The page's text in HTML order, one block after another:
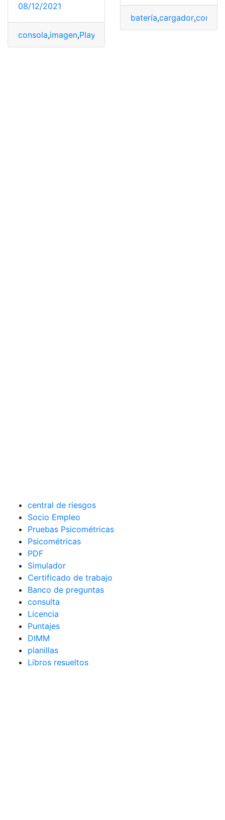
08/12/2021
consola,imagen,PlayStation 5
batería,cargador,consola
central de riesgos
Socio Empleo
Pruebas Psicométricas
Psicométricas
PDF
Simulador
Certificado de trabajo
Banco de preguntas
consulta
Licencia
Puntajes
DIMM
planillas
Libros resueltos